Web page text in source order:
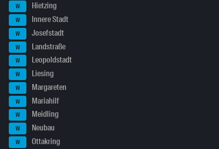
W Hietzing
W Innere Stadt
W Josefstadt
W Landstraße
W Leopoldstadt
W Liesing
W Margareten
W Mariahilf
W Meidling
W Neubau
W Ottakring